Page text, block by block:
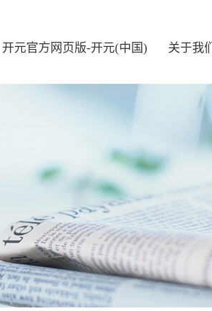
开元官方网页版-开元(中国) 关于我们